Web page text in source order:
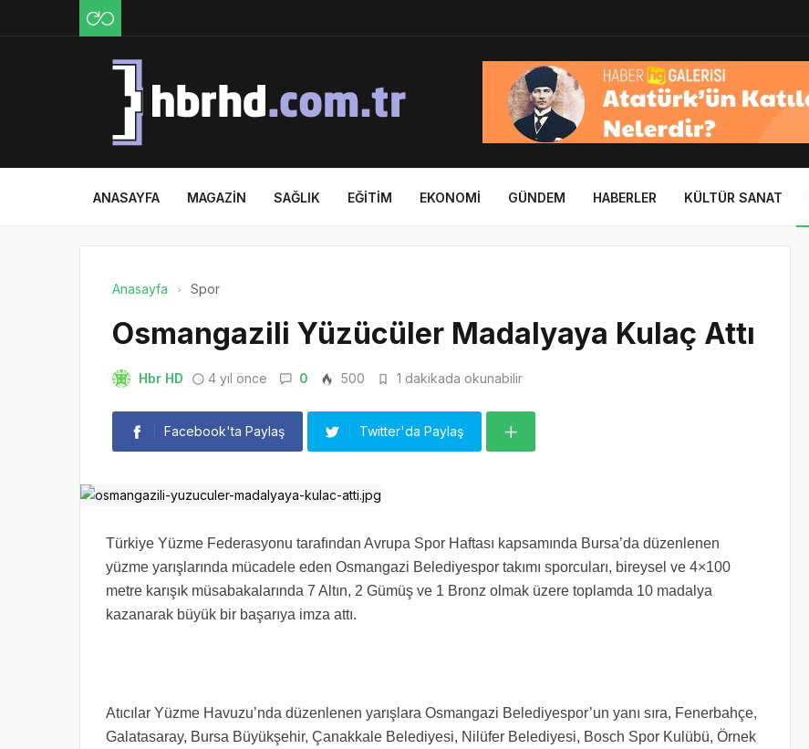
ANASAYFA MAGAZIN SAĞLIK EĞITIM EKONOMI GÜNDEM HABERLER KÜLTÜR SANAT
Anasayfa Spor
Osmangazili Yüzücüler Madalyaya Kulaç Attı
Hbr HD 4 yıl önce 0 500 1 dakikada okunabilir
Facebook'ta Paylaş Twitter'da Paylaş
Türkiye Yüzme Federasyonu tarafından Avrupa Spor Haftası kapsamında Bursa’da düzenlenen
yüzme yarışlarında mücadele eden Osmangazi Belediyespor takımı sporcuları, bireysel ve 4×100
metre karışık müsabakalarında 7 Altın, 2 Gümüş ve 1 Bronz olmak üzere toplamda 10 madalya
kazanarak büyük bir başarıya imza attı.
Atıcılar Yüzme Havuzu’nda düzenlenen yarışlara Osmangazi Belediyespor’un yanı sıra, Fenerbahçe,
Galatasaray, Bursa Büyükşehir, Çanakkale Belediyesi, Nilüfer Belediyesi, Bosch Spor Kulübü, Örnek